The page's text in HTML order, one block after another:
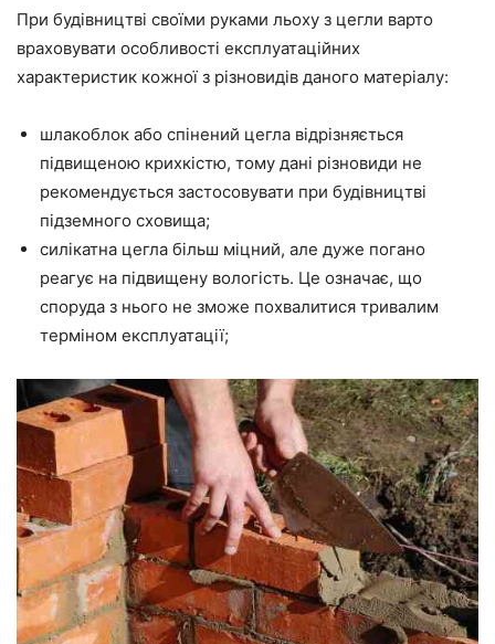
При будівництві своїми руками льоху з цегли варто
враховувати особливості експлуатаційних
характеристик кожної з різновидів даного матеріалу:
шлакоблок або спінений цегла відрізняється
підвищеною крихкістю, тому дані різновиди не
рекомендується застосовувати при будівництві
підземного сховища;
силікатна цегла більш міцний, але дуже погано
реагує на підвищену вологість. Це означає, що
споруда з нього не зможе похвалитися тривалим
терміном експлуатації;